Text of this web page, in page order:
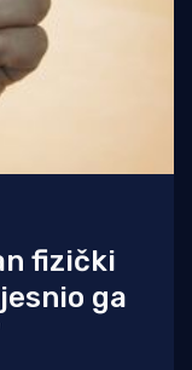
fizički
ga